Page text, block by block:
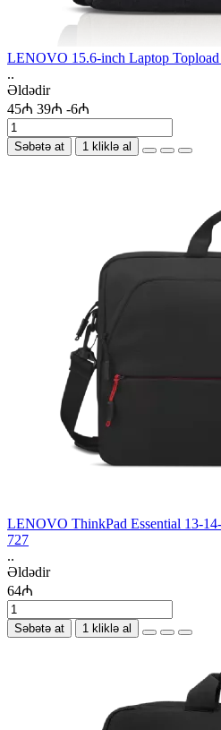
LENOVO 15.6-inch Laptop
..
Əldədir
45₼ 39₼ -6₼
Səbətə at 1 kliklə al
LENOVO ThinkPad Essential 13-
727
..
Əldədir
64₼
Səbətə at 1 kliklə al